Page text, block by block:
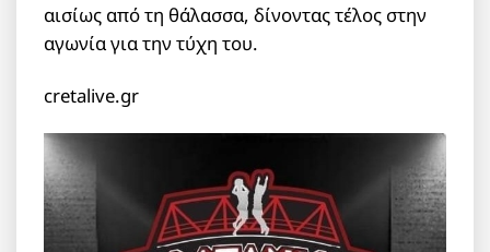
αισίως από τη θάλασσα, δίνοντας τέλος στην
αγωνία για την τύχη του.
cretalive.gr